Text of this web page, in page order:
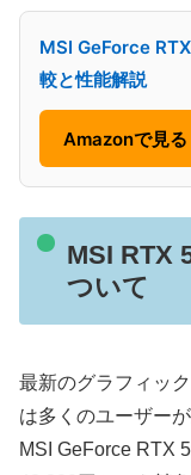
MSI GeForce
較と性能解説
Amazonで見る
MSI RTX
ついて
最新のグラフィッ
は多くのユーザー
MSI GeForce RTX